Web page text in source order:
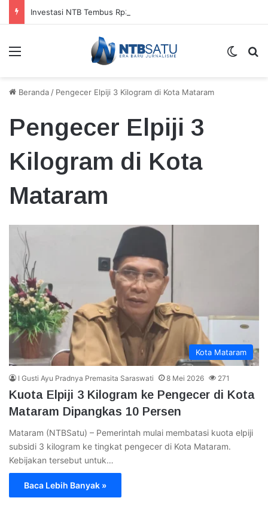
Menu
Beranda / Pengecer Elpiji 3 Kilogram di Kota Mataram
Pengecer Elpiji 3
Kilogram di Kota
Mataram
Kota Mataram
I Gusti Ayu Pradnya Premasita Saraswati 8 Mei 2026 271
Kuota Elpiji 3 Kilogram ke Pengecer di Kota
Mataram Dipangkas 10 Persen
Mataram (NTBSatu) – Pemerintah mulai membatasi kuota elpiji
subsidi 3 kilogram ke tingkat pengecer di Kota Mataram.
Kebijakan tersebut untuk…
Baca Lebih Banyak »